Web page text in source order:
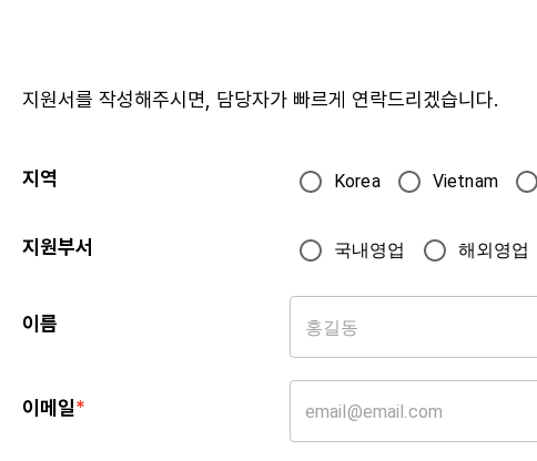
지원서를 작성해주시면, 담당자가 빠르게 연락드리겠습니다.
지역 Korea Vietnam
지원부서 국내영업 해외영업
이름
이메일*